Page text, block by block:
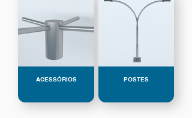
ACESSÓRIOS POSTES